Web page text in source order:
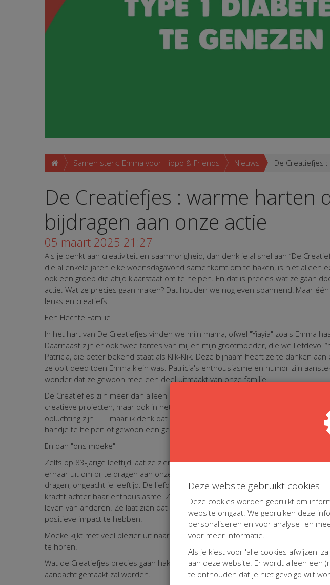
Samen sterk: Emma voor Hippo & Friends Nieuws
De Creatiefjes : warme harten
bijdragen aan onze actie
05 maart 2025 21:27
Als je denkt aan creativiteit en saamhorigheid, dan denk je al snel aan “De
die al enkele jaren elke woensdagavond samenkomt om te haken, is niet alleen
ook een groep die altijd klaarstaat om te helpen. En dat is precies wat ze gaan
actie. Wat ze precies gaan maken? Dat houden we nog even spannend! Maar
leuks en creatiefs.
Een Hechte Familie
In het hart van De Creatiefjes vinden we mijn mama, ofwel "Yiayia" zoals Emma
Daarnaast zijn er ook twee tantes van mij en mijn grootmoeder, die we liefdevol
Patricia, die beter bekend staat als Klik-Klik. Deze bijnaam heeft ze te danken
ze ooit deed toen Emma klein was. Patricia's enthousiasme en humor zijn
wonder dat ze gewoon mee een deel uitmaakt van onze familie.
De Creatiefjes zijn meer dan alleen een haakgroep; ze zijn een hechte groep die
creatieve projecten, maar ook in het leven. Af en toe eens goed kunnen klagen
opluchting zijn
maar ik denk dat dit geldt voor vele onder ons. Ze zijn altijd
handje te helpen of gewoon een gezellige avond samen door te brengen. Dat
En dan "ons moeke"
Zelfs op 83-jarige leeftijd laat ze zien dat je nooit te oud bent om betrokken te
ernaar uit om bij te dragen aan onze actie. Ze is er van overtuigd dat het
dragen, ongeacht je leeftijd. De liefde voor haar kinderen, kleinkinderen en
kracht achter haar enthousiasme. Ze gelooft dat elke bijdrage, hoe klein ook,
leven van anderen. Ze laat zien dat betrokkenheid geen grenzen kent en dat
positieve impact te hebben.
Moeke kijkt met veel plezier uit naar de woensdagavonden met De Creatiefjes en
te horen.
Wat de Creatiefjes precies gaan haken, dat blijft nog even onder ons. Wat we
aandacht gemaakt zal worden.
Deze website gebruikt cookies
Deze cookies worden gebruikt om
website omgaat. We gebruiken deze
personaliseren en voor analyse- en
voor meer informatie.
Als je kiest voor 'alle cookies afwijzen'
aan deze website. Er wordt alleen een
te onthouden dat je niet gevolgd wilt